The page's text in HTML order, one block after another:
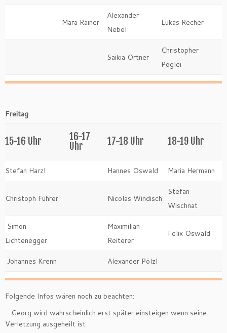
Mara Rainer
Alexander
Nebel
Lukas Recher
Saikia Ortner
Christopher
Poglei
Freitag
15-16 Uhr 16-17
Uhr 17-18 Uhr 18-19 Uhr
Stefan Harzl Hannes Oswald Maria Hermann
Christoph Führer Nicolas Windisch
Stefan
Wischnat
Simon
Lichtenegger
Maximilian
Reiterer
Felix Oswald
Johannes Krenn Alexander Pölzl
Folgende Infos wären noch zu beachten:
– Georg wird wahrscheinlich erst später einsteigen wenn seine
Verletzung ausgeheilt ist